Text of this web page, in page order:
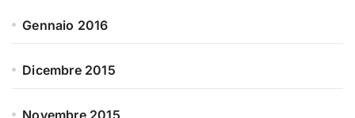
Gennaio 2016
Dicembre 2015
Novembre 2015